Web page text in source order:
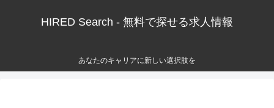
HIRED Search - 無料で探せる求人情報
あなたのキャリアに新しい選択肢を